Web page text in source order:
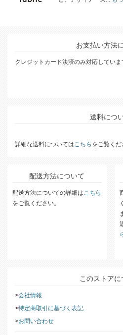
お支払い方法
クレジットカード決済のみ対応していま
送料につ
詳細な送料については こちら をご覧くだ
配送方法について
配送方法についての詳細は こちら
をご覧ください。
このストアに
会社情報
特定商取引に基づく表記
お問い合わせ